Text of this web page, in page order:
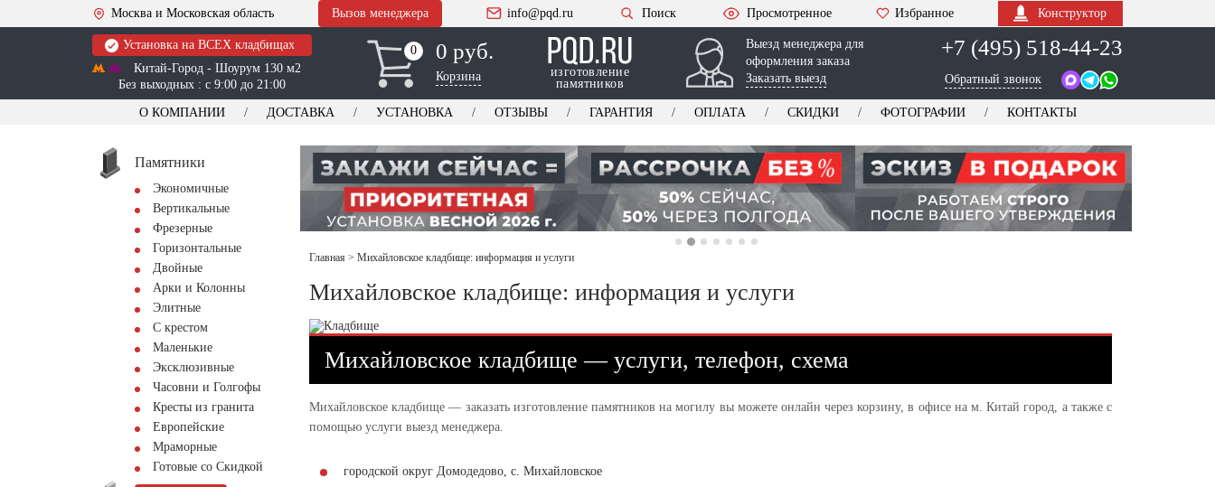
Москва и Московская область Вызов менеджера info@pqd.ru Поиск Просмотренное Избранное Конструктор
Установка на ВСЕХ кладбищах
Китай-Город - Шоурум 130 м2
Без выходных : с 9:00 до 21:00
0
0 0 руб.
Корзина
изготовление
памятников
Выезд менеджера для
оформления заказа
Заказать выезд
+7 (495) 518-44-23
Обратный звонок
О КОМПАНИИ ДОСТАВКА УСТАНОВКА ОТЗЫВЫ ГАРАНТИЯ ОПЛАТА СКИДКИ ФОТОГРАФИИ КОНТАКТЫ
Памятники
Экономичные
Вертикальные
Фрезерные
Горизонтальные
Двойные
Арки и Колонны
Элитные
С крестом
Маленькие
Эксклюзивные
Часовни и Голгофы
Кресты из гранита
Европейские
Мраморные
Готовые со Скидкой
Главная > Михайловское кладбище: информация и услуги
Михайловское кладбище: информация и услуги
Михайловское кладбище — услуги, телефон, схема
Михайловское кладбище — заказать изготовление памятников на могилу вы можете онлайн через корзину, в офисе на м. Китай город, а также с
помощью услуги выезд менеджера.
городской округ Домодедово, с. Михайловское